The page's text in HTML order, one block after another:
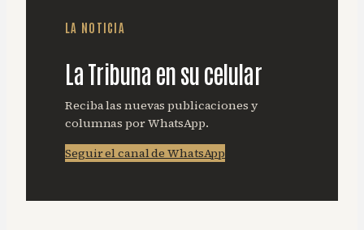
LA NOTICIA
La Tribuna en su celular
Reciba las nuevas publicaciones y
columnas por WhatsApp.
Seguir el canal de WhatsApp